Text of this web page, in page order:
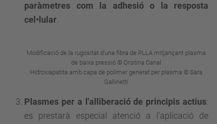
paràmetres com la adhesió o la resposta
cel•lular
Modificació de la rugositat d'una fibra de PLLA mitjançant plasma
de baixa pressió © Cristina Canal
Hidroxiapatita amb capa de polímer generat per plasma © Sara
Gallinetti
Plasmes per a l'alliberació de principis actius:
es prestarà especial atenció a l'aplicació de